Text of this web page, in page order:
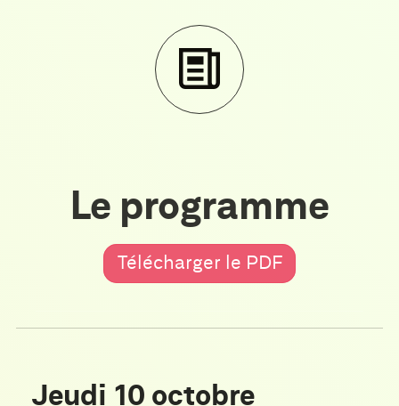
Le programme
Télécharger le PDF
Jeudi 10 octobre